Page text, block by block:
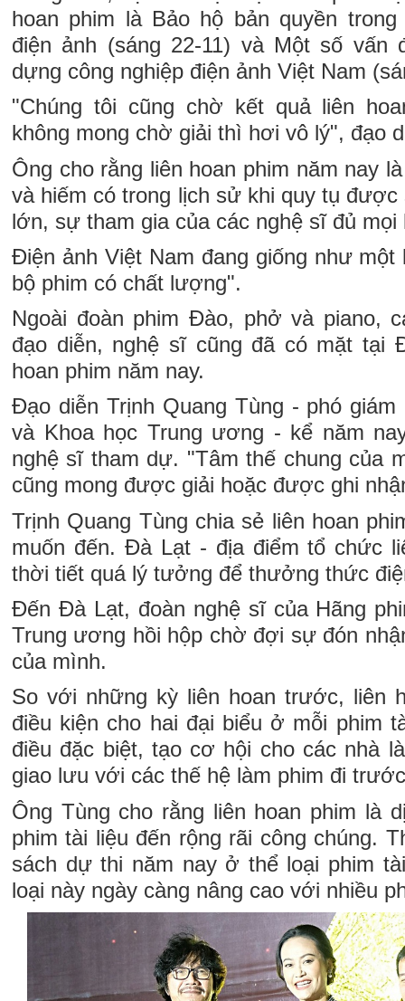
hoan phim là Bảo hộ bản quyền
điện ảnh (sáng 22-11) và Một số vấn
dựng công nghiệp điện ảnh Việt Nam
"Chúng tôi cũng chờ kết quả liên
không mong chờ giải thì hơi vô lý", đạo
Ông cho rằng liên hoan phim năm nay
và hiếm có trong lịch sử khi quy tụ
lớn, sự tham gia của các nghệ sĩ đủ mọi
Điện ảnh Việt Nam đang giống như một
bộ phim có chất lượng".
Ngoài đoàn phim Đào, phở và piano,
đạo diễn, nghệ sĩ cũng đã có mặt tại
hoan phim năm nay.
Đạo diễn Trịnh Quang Tùng - phó
và Khoa học Trung ương - kể năm
nghệ sĩ tham dự. "Tâm thế chung của
cũng mong được giải hoặc được ghi
Trịnh Quang Tùng chia sẻ liên hoan
muốn đến. Đà Lạt - địa điểm tổ chức
thời tiết quá lý tưởng để thưởng thức
Đến Đà Lạt, đoàn nghệ sĩ của Hãng
Trung ương hồi hộp chờ đợi sự đón
của mình.
So với những kỳ liên hoan trước, liên
điều kiện cho hai đại biểu ở mỗi phim
điều đặc biệt, tạo cơ hội cho các nhà
giao lưu với các thế hệ làm phim đi
Ông Tùng cho rằng liên hoan phim là
phim tài liệu đến rộng rãi công chúng.
sách dự thi năm nay ở thể loại phim
loại này ngày càng nâng cao với nhiều